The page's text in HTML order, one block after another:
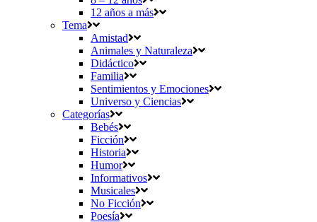
12 años a más
Tema
Amistad
Animales y Naturaleza
Didáctico
Familia
Sentimientos y Emociones
Universo y Ciencias
Categorías
Bebés
Ficción
Historia
Humor
Informativos
Musicales
No Ficción
Poesía